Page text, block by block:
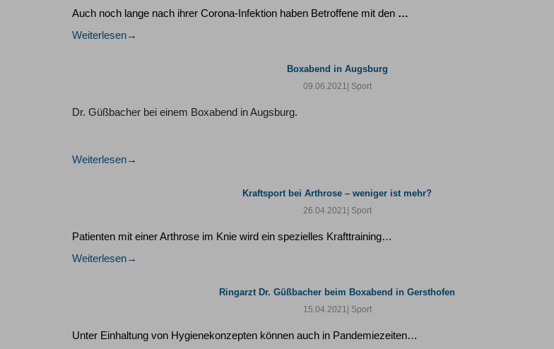
Auch noch lange nach ihrer Corona-Infektion haben Betroffene mit den …
Weiterlesen
Boxabend in Augsburg
09.06.2021 | Sport
Dr. Güßbacher bei einem Boxabend in Augsburg.
Weiterlesen
Kraftsport bei Arthrose – weniger ist mehr?
26.04.2021 | Sport
Patienten mit einer Arthrose im Knie wird ein spezielles Krafttraining…
Weiterlesen
Ringarzt Dr. Güßbacher beim Boxabend in Gersthofen
15.04.2021 | Sport
Unter Einhaltung von Hygienekonzepten können auch in Pandemiezeiten…